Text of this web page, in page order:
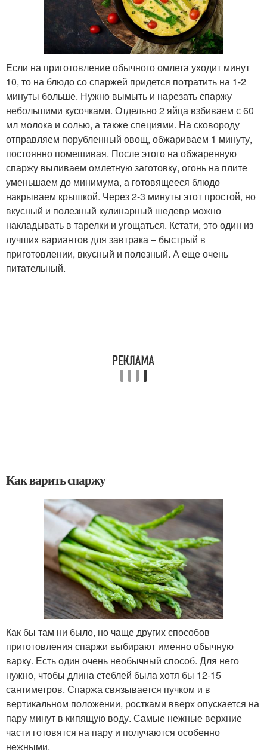
Если на приготовление обычного омлета уходит минут
10, то на блюдо со спаржей придется потратить на 1-2
минуты больше. Нужно вымыть и нарезать спаржу
небольшими кусочками. Отдельно 2 яйца взбиваем с 60
мл молока и солью, а также специями. На сковороду
отправляем порубленный овощ, обжариваем 1 минуту,
постоянно помешивая. После этого на обжаренную
спаржу выливаем омлетную заготовку, огонь на плите
уменьшаем до минимума, а готовящееся блюдо
накрываем крышкой. Через 2-3 минуты этот простой, но
вкусный и полезный кулинарный шедевр можно
накладывать в тарелки и угощаться. Кстати, это один из
лучших вариантов для завтрака – быстрый в
приготовлении, вкусный и полезный. А еще очень
питательный.
Как варить спаржу
Как бы там ни было, но чаще других способов
приготовления спаржи выбирают именно обычную
варку. Есть один очень необычный способ. Для него
нужно, чтобы длина стеблей была хотя бы 12-15
сантиметров. Спаржа связывается пучком и в
вертикальном положении, ростками вверх опускается на
пару минут в кипящую воду. Самые нежные верхние
части готовятся на пару и получаются особенно
нежными.